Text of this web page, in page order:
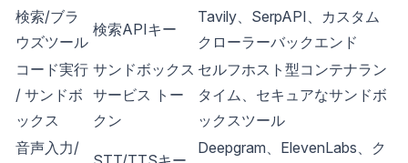
検索/ブラ
ウズツール
検索APIキー
Tavily、SerpAPI、カスタム
クローラーバックエンド
コード実行
/ サンドボ
ックス
サンドボックス
サービス トー
クン
セルフホスト型コンテナラン
タイム、セキュアなサンドボ
ックスツール
音声入力/
Deepgram、ElevenLabs、ク